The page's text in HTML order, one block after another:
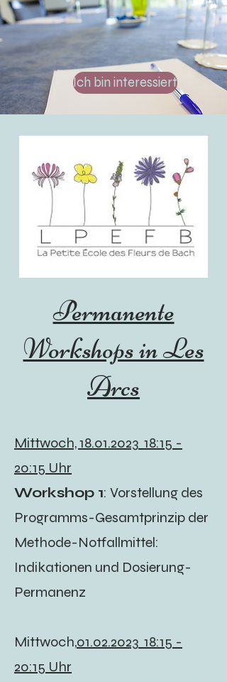
Ich bin interessiert
Permanente
Workshops in Les
Arcs
Mittwoch,18.01.2023 18:15 -
20:15 Uhr
Workshop 1: Vorstellung des
Programms-Gesamtprinzip der
Methode-Notfallmittel:
Indikationen und Dosierung-
Permanenz
Mittwoch,01.02.2023 18:15 -
20:15 Uhr